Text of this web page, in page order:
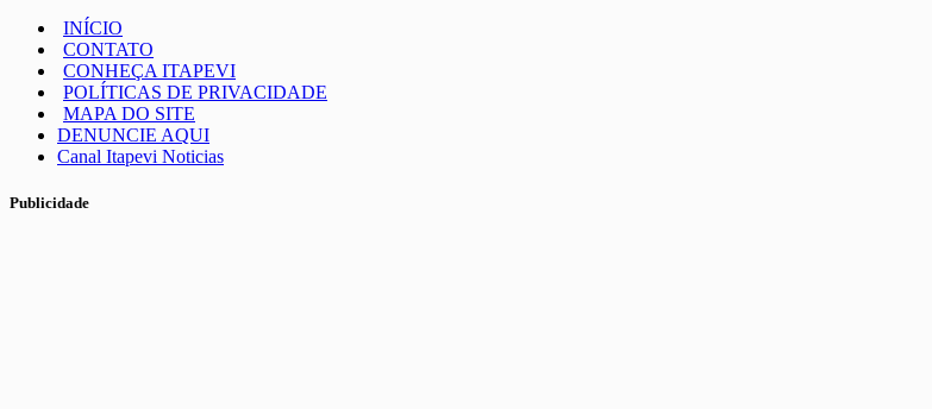
INÍCIO
CONTATO
CONHEÇA ITAPEVI
POLÍTICAS DE PRIVACIDADE
MAPA DO SITE
DENUNCIE AQUI
Canal Itapevi Noticias
Publicidade